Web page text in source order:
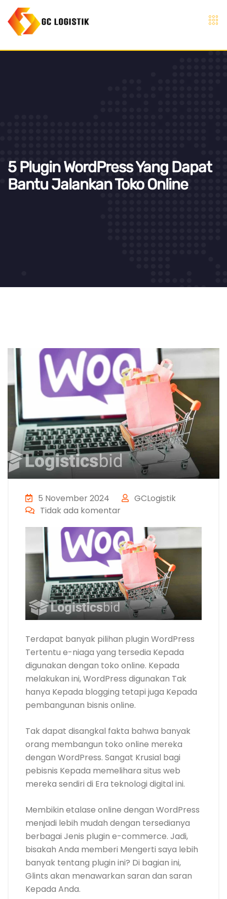
5 Plugin WordPress Yang Dapat
Bantu Jalankan Toko Online
5 November 2024
GCLogistik
Tidak ada komentar
Terdapat banyak pilihan plugin WordPress
Tertentu e-niaga yang tersedia Kepada
digunakan dengan toko online. Kepada
melakukan ini, WordPress digunakan Tak
hanya Kepada blogging tetapi juga Kepada
pembangunan bisnis online.
Tak dapat disangkal fakta bahwa banyak
orang membangun toko online mereka
dengan WordPress. Sangat Krusial bagi
pebisnis Kepada memelihara situs web
mereka sendiri di Era teknologi digital ini.
Membikin etalase online dengan WordPress
menjadi lebih mudah dengan tersedianya
berbagai Jenis plugin e-commerce. Jadi,
bisakah Anda memberi Mengerti saya lebih
banyak tentang plugin ini? Di bagian ini,
Glints akan menawarkan saran dan saran
Kepada Anda.